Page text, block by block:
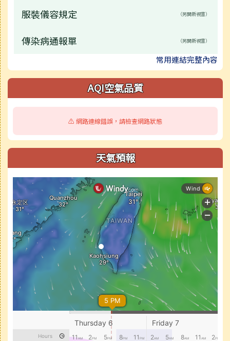
服裝儀容規定 （另開新視窗）
傳染病通報單 （另開新視窗）
常用連結完整內容
AQI空氣品質
⚠️ 網路連線錯誤，請檢查網路狀態
天氣預報